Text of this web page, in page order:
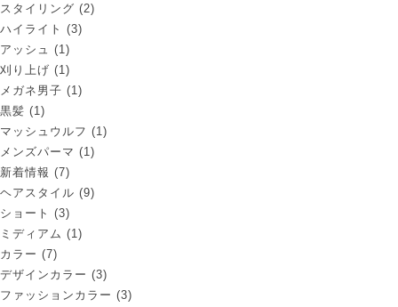
スタイリング (2)
ハイライト (3)
アッシュ
(1)
刈り上げ (1)
メガネ男子 (1)
黒髪 (1)
マッシュウルフ (1)
メンズパーマ (1)
新着情報 (7)
ヘアスタイル (9)
ショート (3)
ミディアム (1)
カラー (7)
デザインカラー (3)
ファッションカラー (3)